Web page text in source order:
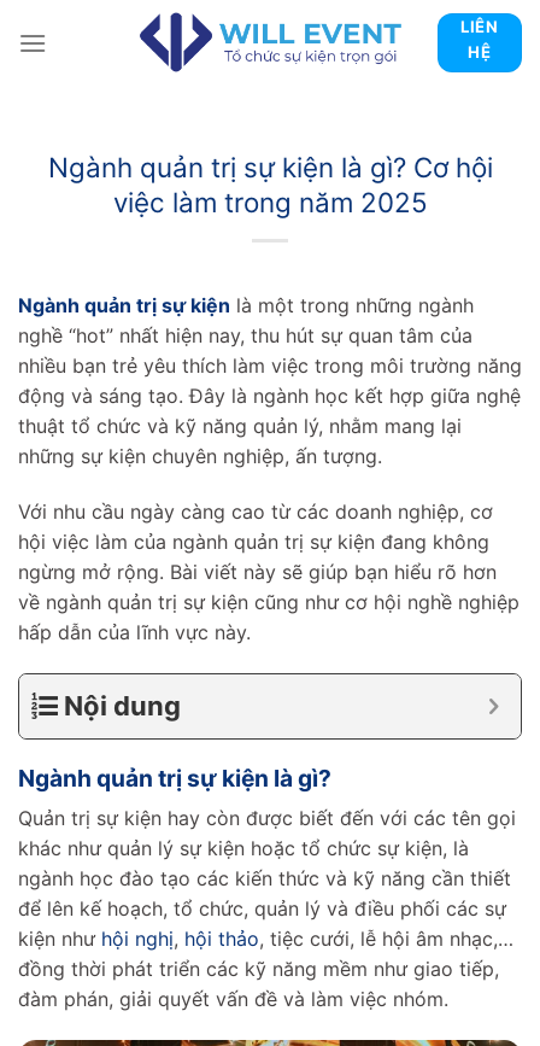
LIÊN
HỆ
Ngành quản trị sự kiện là gì? Cơ hội
việc làm trong năm 2025
Ngành quản trị sự kiện là một trong những ngành
nghề “hot” nhất hiện nay, thu hút sự quan tâm của
nhiều bạn trẻ yêu thích làm việc trong môi trường năng
động và sáng tạo. Đây là ngành học kết hợp giữa nghệ
thuật tổ chức và kỹ năng quản lý, nhằm mang lại
những sự kiện chuyên nghiệp, ấn tượng.
Với nhu cầu ngày càng cao từ các doanh nghiệp, cơ
hội việc làm của ngành quản trị sự kiện đang không
ngừng mở rộng. Bài viết này sẽ giúp bạn hiểu rõ hơn
về ngành quản trị sự kiện cũng như cơ hội nghề nghiệp
hấp dẫn của lĩnh vực này.
Nội dung
Ngành quản trị sự kiện là gì?
Quản trị sự kiện hay còn được biết đến với các tên gọi
khác như quản lý sự kiện hoặc tổ chức sự kiện, là
ngành học đào tạo các kiến thức và kỹ năng cần thiết
để lên kế hoạch, tổ chức, quản lý và điều phối các sự
kiện như hội nghị, hội thảo, tiệc cưới, lễ hội âm nhạc,…
đồng thời phát triển các kỹ năng mềm như giao tiếp,
đàm phán, giải quyết vấn đề và làm việc nhóm.